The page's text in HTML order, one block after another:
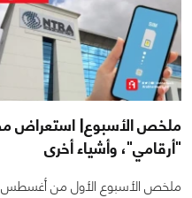
"أرقامي"، وأشياء أخرى
ملخص الأسبوع الأول من أغسطس